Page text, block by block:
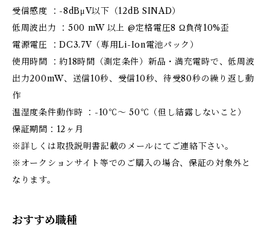
受信感度 ：-8dBμV以下（12dB SINAD）
低周波出力 ：500 mW 以上 @定格電圧8 Ω負荷10%歪
電源電圧 ：DC3.7V（専用Li-Ion電池パック）
使用時間 ：約18時間（測定条件）新品・満充電時で、低周波
出力200mW、送信10秒、受信10秒、待受80秒の繰り返し動
作
温湿度条件動作時 ：-10℃～ 50℃（但し結露しないこと）
保証期間：12ヶ月
※詳しくは取扱説明書記載のメールにてご連絡下さい。
※オークションサイト等でのご購入の場合、保証の対象外と
なります。
おすすめ職種